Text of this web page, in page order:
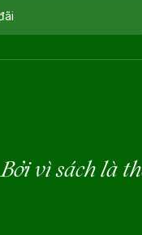
Bởi vì sách là